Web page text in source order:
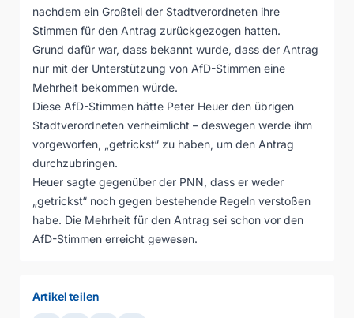
nachdem ein Großteil der Stadtverordneten ihre
Stimmen für den Antrag zurückgezogen hatten.
Grund dafür war, dass bekannt wurde, dass der Antrag
nur mit der Unterstützung von AfD-Stimmen eine
Mehrheit bekommen würde.
Diese AfD-Stimmen hätte Peter Heuer den übrigen
Stadtverordneten verheimlicht – deswegen werde ihm
vorgeworfen, „getrickst“ zu haben, um den Antrag
durchzubringen.
Heuer sagte gegenüber der PNN, dass er weder
„getrickst“ noch gegen bestehende Regeln verstoßen
habe. Die Mehrheit für den Antrag sei schon vor den
AfD-Stimmen erreicht gewesen.
Artikel teilen